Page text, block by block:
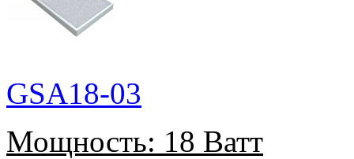
GSA18-03
Мощность: 18 Ватт